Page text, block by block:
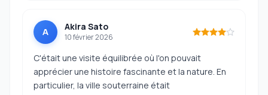
A Akira Sato
10 février 2026
C'était une visite équilibrée où l'on pouvait
apprécier une histoire fascinante et la nature. En
particulier, la ville souterraine était